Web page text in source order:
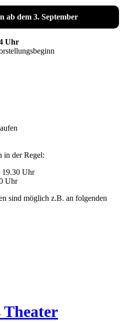
ab dem 3. September
Uhr
in der Regel:
19.30 Uhr
Uhr
sind möglich z.B. an folgenden